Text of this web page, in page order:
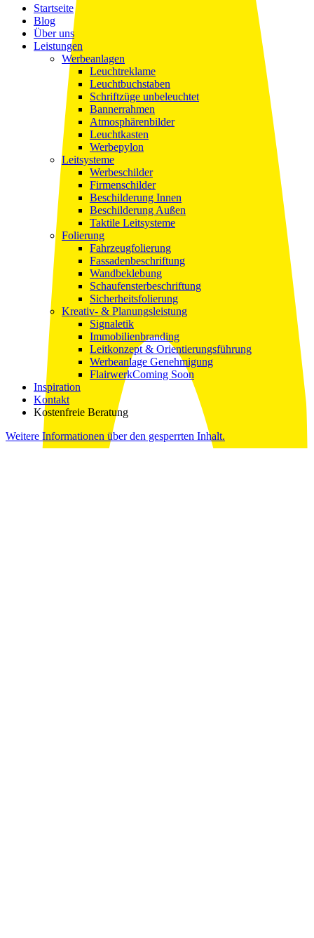
Close
Menu
Startseite
Blog
Über uns
Leistungen
Werbeanlagen
Leuchtreklame
Leuchtbuchstaben
Schriftzüge unbeleuchtet
Bannerrahmen
Atmosphärenbilder
Leuchtkasten
Werbepylon
Leitsysteme
Werbeschilder
Firmenschilder
Beschilderung Innen
Beschilderung Außen
Taktile Leitsysteme
Folierung
Fahrzeugfolierung
Fassadenbeschriftung
Wandbeklebung
Schaufensterbeschriftung
Sicherheitsfolierung
Kreativ- & Planungsleistung
Signaletik
Immobilienbranding
Leitkonzept & Orientierungsführung
Werbeanlage Genehmigung
FlairwerkComing Soon
Inspiration
Kontakt
Kostenfreie Beratung
Weitere Informationen über den gesperrten Inhalt.